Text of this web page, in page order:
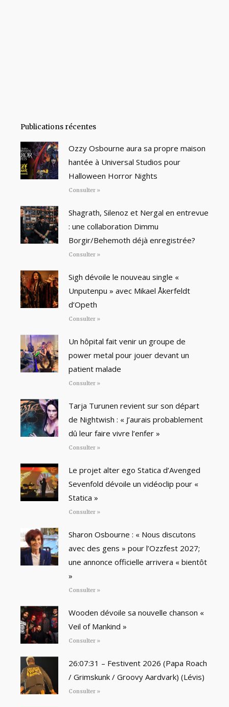
Publications récentes
Ozzy Osbourne aura sa propre maison
hantée à Universal Studios pour
Halloween Horror Nights
Consulter »
Shagrath, Silenoz et Nergal en entrevue
: une collaboration Dimmu
Borgir/Behemoth déjà enregistrée?
Consulter »
Sigh dévoile le nouveau single «
Unputenpu » avec Mikael Åkerfeldt
d’Opeth
Consulter »
Un hôpital fait venir un groupe de
power metal pour jouer devant un
patient malade
Consulter »
Tarja Turunen revient sur son départ
de Nightwish : « J’aurais probablement
dû leur faire vivre l’enfer »
Consulter »
Le projet alter ego Statica d’Avenged
Sevenfold dévoile un vidéoclip pour «
Statica »
Consulter »
Sharon Osbourne : « Nous discutons
avec des gens » pour l’Ozzfest 2027;
une annonce officielle arrivera « bientôt
»
Consulter »
Wooden dévoile sa nouvelle chanson «
Veil of Mankind »
Consulter »
26:07:31 – Festivent 2026 (Papa Roach
/ Grimskunk / Groovy Aardvark) (Lévis)
Consulter »